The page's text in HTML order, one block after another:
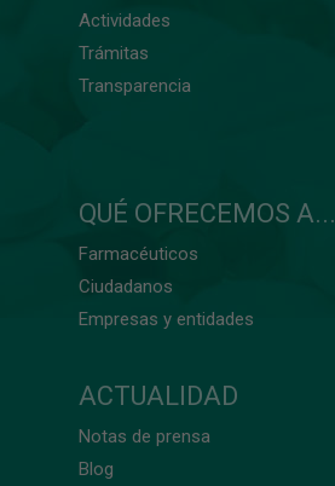
Actividades
Trámitas
Transparencia
QUÉ OFRECEMOS A...
Farmacéuticos
Ciudadanos
Empresas y entidades
ACTUALIDAD
Notas de prensa
Blog